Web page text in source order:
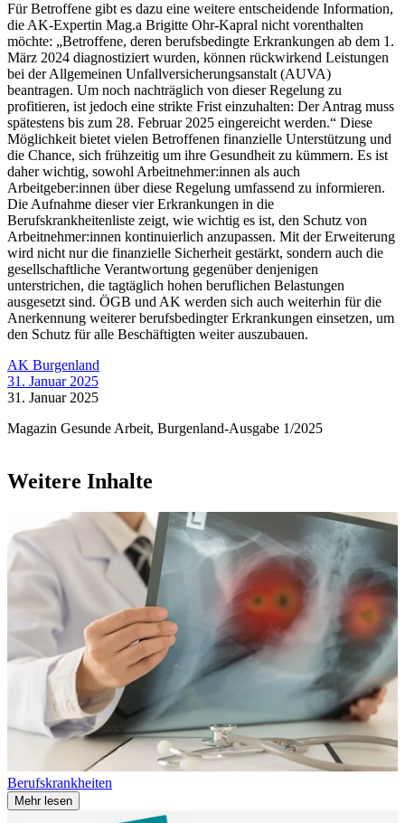
Für Betroffene gibt es dazu eine weitere entscheidende Information,
die AK-Expertin Mag.a Brigitte Ohr-Kapral nicht vorenthalten
möchte: „Betroffene, deren berufsbedingte Erkrankungen ab dem 1.
März 2024 diagnostiziert wurden, können rückwirkend Leistungen
bei der Allgemeinen Unfallversicherungsanstalt (AUVA)
beantragen. Um noch nachträglich von dieser Regelung zu
profitieren, ist jedoch eine strikte Frist einzuhalten: Der Antrag muss
spätestens bis zum 28. Februar 2025 eingereicht werden.“ Diese
Möglichkeit bietet vielen Betroffenen finanzielle Unterstützung und
die Chance, sich frühzeitig um ihre Gesundheit zu kümmern. Es ist
daher wichtig, sowohl Arbeitnehmer:innen als auch
Arbeitgeber:innen über diese Regelung umfassend zu informieren.
Die Aufnahme dieser vier Erkrankungen in die
Berufskrankheitenliste zeigt, wie wichtig es ist, den Schutz von
Arbeitnehmer:innen kontinuierlich anzupassen. Mit der Erweiterung
wird nicht nur die finanzielle Sicherheit gestärkt, sondern auch die
gesellschaftliche Verantwortung gegenüber denjenigen
unterstrichen, die tagtäglich hohen beruflichen Belastungen
ausgesetzt sind. ÖGB und AK werden sich auch weiterhin für die
Anerkennung weiterer berufsbedingter Erkrankungen einsetzen, um
den Schutz für alle Beschäftigten weiter auszubauen.
AK Burgenland
31. Januar 2025
31. Januar 2025
Magazin Gesunde Arbeit, Burgenland-Ausgabe 1/2025
Weitere Inhalte
Berufskrankheiten
Mehr lesen